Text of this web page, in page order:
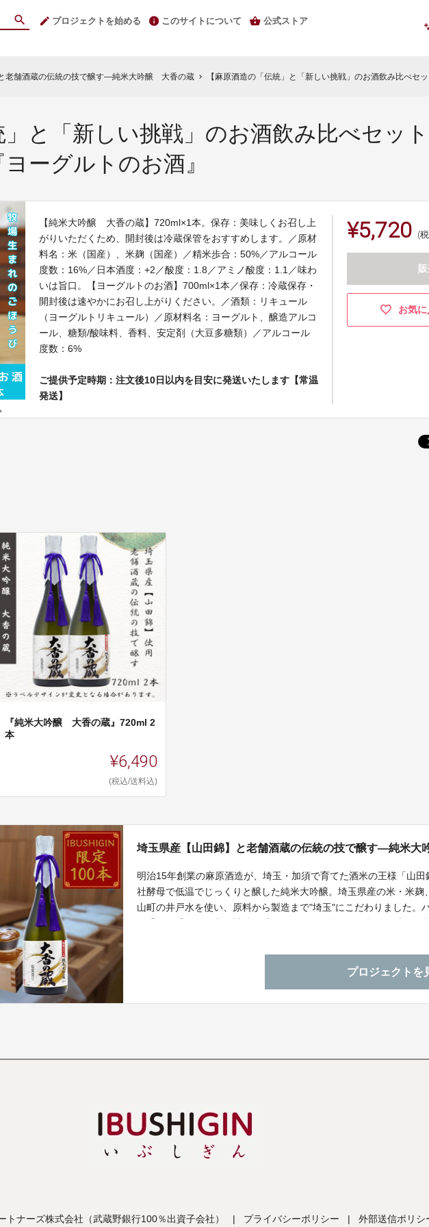
プロジェクトを始める このサイトについて 公式ストア
老舗酒蔵の伝統の技で醸す―純米大吟醸 大香の蔵 chevron_right 【麻原酒造の「伝統」と「新しい挑戦」のお酒飲み比べセット】『純米大吟
」と「新しい挑戦」のお酒飲み比べセッ
ーグルトのお酒』
【純米大吟醸 大香の蔵】720ml×1本。保存：美味しくお召し上
がりいただくため、開封後は冷蔵保管をおすすめします。／原材
料名：米（国産）、米麹（国産）／精米歩合：50%／アルコール
度数：16%／日本酒度：+2／酸度：1.8／アミノ酸度：1.1／味わ
いは旨口。【ヨーグルトのお酒】700ml×1本／保存：冷蔵保存・
開封後は速やかにお召し上がりください。／酒類：リキュール
（ヨーグルトリキュール）／原材料名：ヨーグルト、醸造アルコ
ール、糖類/酸味料、香料、安定剤（大豆多糖類）／アルコール
度数：6%
ご提供予定時期：注文後10日以内を目安に発送いたします【常温
発送】
¥5,720 (
お気
『純米大吟醸 大香の蔵』720ml 2
本
¥6,490
(税込/送料込)
埼玉県産【山田錦】と老舗酒蔵の伝統の技で醸す―純米
明治15年創業の麻原酒造が、埼玉・加須で育てた酒米の王様「山田
社酵母で低温でじっくりと醸した純米大吟醸。埼玉県産の米・米麹
山町の井戸水を使い、原料から製造まで"埼玉"にこだわりました。
プロジェクトを
トナーズ株式会社（武蔵野銀行100％出資子会社） | プライバシーポリシー | 外部送信ポリシ